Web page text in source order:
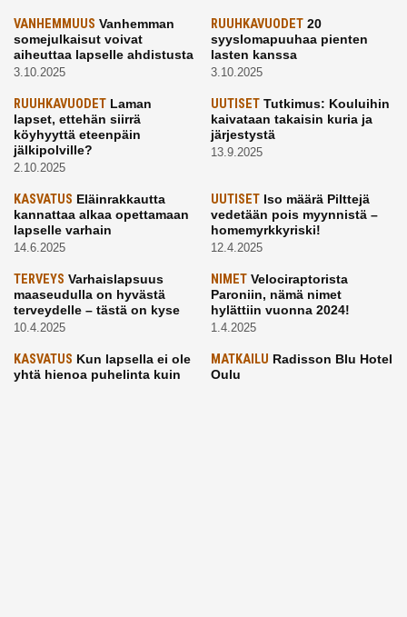
VANHEMMUUS Vanhemman
somejulkaisut voivat
aiheuttaa lapselle ahdistusta
3.10.2025
RUUHKAVUODET20
syyslomapuuhaa pienten
lasten kanssa
3.10.2025
RUUHKAVUODET Laman
lapset, ettehän siirrä
köyhyyttä eteenpäin
jälkipolville?
2.10.2025
UUTISETTutkimus: Kouluihin
kaivataan takaisin kuria ja
järjestystä
13.9.2025
KASVATUS Eläinrakkautta
kannattaa alkaa opettamaan
lapselle varhain
14.6.2025
UUTISETIso määrä Pilttejä
vedetään pois myynnistä –
homemyrkkyriski!
12.4.2025
TERVEYS Varhaislapsuus
maaseudulla on hyvästä
terveydelle – tästä on kyse
10.4.2025
NIMETVelociraptorista
Paroniin, nämä nimet
hylättiin vuonna 2024!
1.4.2025
KASVATUS Kun lapsella ei ole
yhtä hienoa puhelinta kuin
MATKAILU Radisson Blu Hotel
Oulu